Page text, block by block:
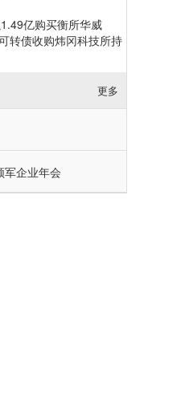
亿购买衡所华威
转债收购炜冈科技所持
更多
军企业年会